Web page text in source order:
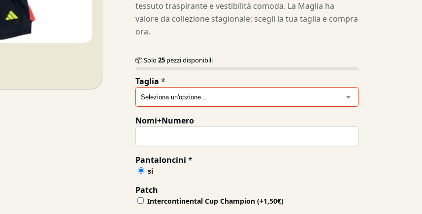
tessuto traspirante e vestibilità comoda. La Maglia ha
valore da collezione stagionale: scegli la tua taglia e compra
ora.
📦 Solo25 pezzi disponibili
Taglia *
Nomi+Numero
Pantaloncini *
si
Patch
Intercontinental Cup Champion(+1,50€)